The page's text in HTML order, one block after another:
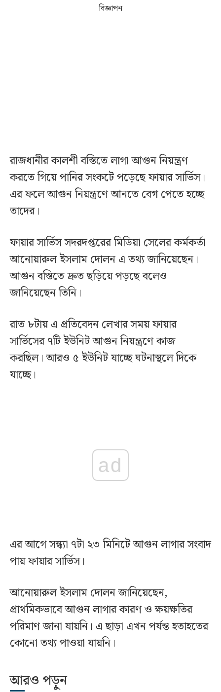
বিজ্ঞাপন
রাজধানীর কালশী বস্তিতে লাগা আগুন নিয়ন্ত্রণ
করতে গিয়ে পানির সংকটে পড়েছে ফায়ার সার্ভিস।
এর ফলে আগুন নিয়ন্ত্রণে আনতে বেগ পেতে হচ্ছে
তাদের।
ফায়ার সার্ভিস সদরদপ্তরের মিডিয়া সেলের কর্মকর্তা
আনোয়ারুল ইসলাম দোলন এ তথ্য জানিয়েছেন।
আগুন বস্তিতে দ্রুত ছড়িয়ে পড়ছে বলেও
জানিয়েছেন তিনি।
রাত ৮টায় এ প্রতিবেদন লেখার সময় ফায়ার
সার্ভিসের ৭টি ইউনিট আগুন নিয়ন্ত্রণে কাজ
করছিল। আরও ৫ ইউনিট যাচ্ছে ঘটনাস্থলে দিকে
যাচ্ছে।
ad
এর আগে সন্ধ্যা ৭টা ২৩ মিনিটে আগুন লাগার সংবাদ
পায় ফায়ার সার্ভিস।
আনোয়ারুল ইসলাম দোলন জানিয়েছেন,
প্রাথমিকভাবে আগুন লাগার কারণ ও ক্ষয়ক্ষতির
পরিমাণ জানা যায়নি। এ ছাড়া এখন পর্যন্ত হতাহতের
কোনো তথ্য পাওয়া যায়নি।
আরও পড়ুন